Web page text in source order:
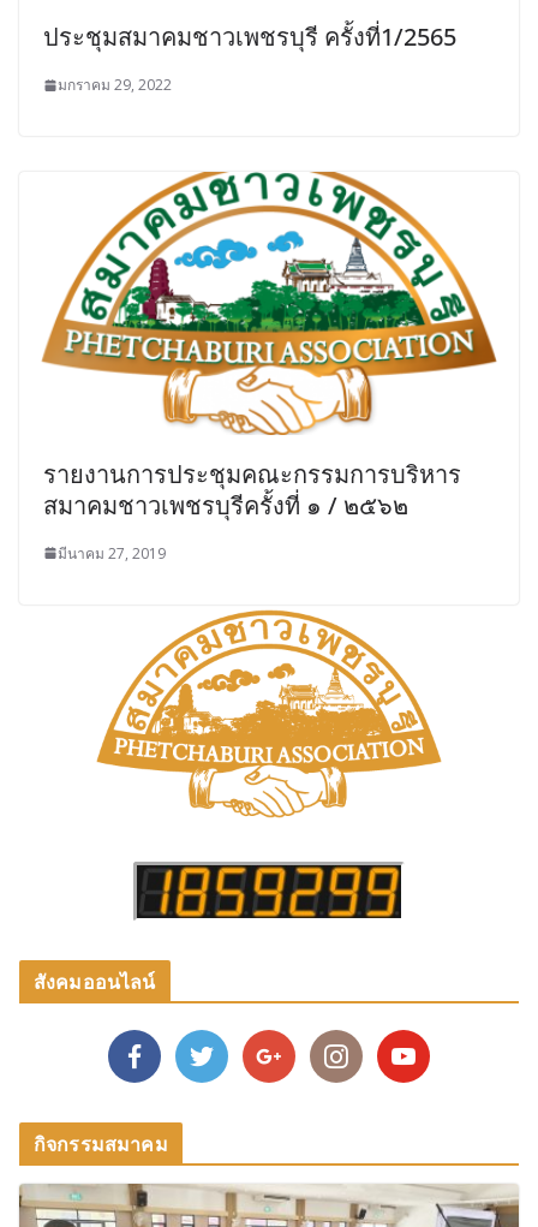
ประชุมสมาคมชาวเพชรบุรี ครั้งที่1/2565
มกราคม 29, 2022
รายงานการประชุมคณะกรรมการบริหาร
สมาคมชาวเพชรบุรีครั้งที่ ๑ / ๒๕๖๒
มีนาคม 27, 2019
สังคมออนไลน์
กิจกรรมสมาคม